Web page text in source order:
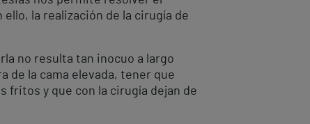
la realización de la cirugía de
no resulta tan inocuo a largo
de la cama elevada, tener que
fritos y que con la cirugía dejan de